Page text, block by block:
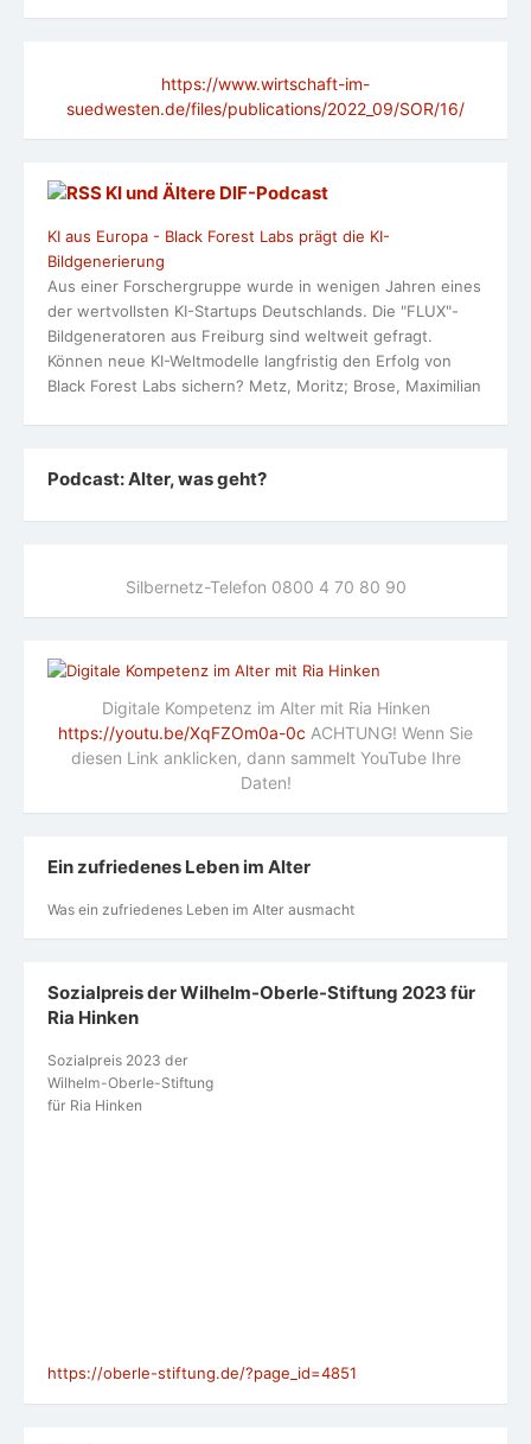
https://www.wirtschaft-im-
suedwesten.de/files/publications/2022_09/SOR/16/
KI und Ältere DlF-Podcast
KI aus Europa - Black Forest Labs prägt die KI-
Bildgenerierung
Aus einer Forschergruppe wurde in wenigen Jahren eines
der wertvollsten KI-Startups Deutschlands. Die "FLUX"-
Bildgeneratoren aus Freiburg sind weltweit gefragt.
Können neue KI-Weltmodelle langfristig den Erfolg von
Black Forest Labs sichern? Metz, Moritz; Brose, Maximilian
Podcast: Alter, was geht?
Silbernetz-Telefon 0800 4 70 80 90
Digitale Kompetenz im Alter mit Ria Hinken
https://youtu.be/XqFZOm0a-0c ACHTUNG! Wenn Sie
diesen Link anklicken, dann sammelt YouTube Ihre
Daten!
Ein zufriedenes Leben im Alter
Was ein zufriedenes Leben im Alter ausmacht
Sozialpreis der Wilhelm-Oberle-Stiftung 2023 für
Ria Hinken
Sozialpreis 2023 der
Wilhelm-Oberle-Stiftung
für Ria Hinken
https://oberle-stiftung.de/?page_id=4851